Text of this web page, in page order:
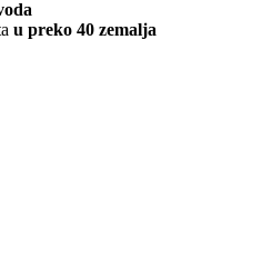
u preko 40 zemalja